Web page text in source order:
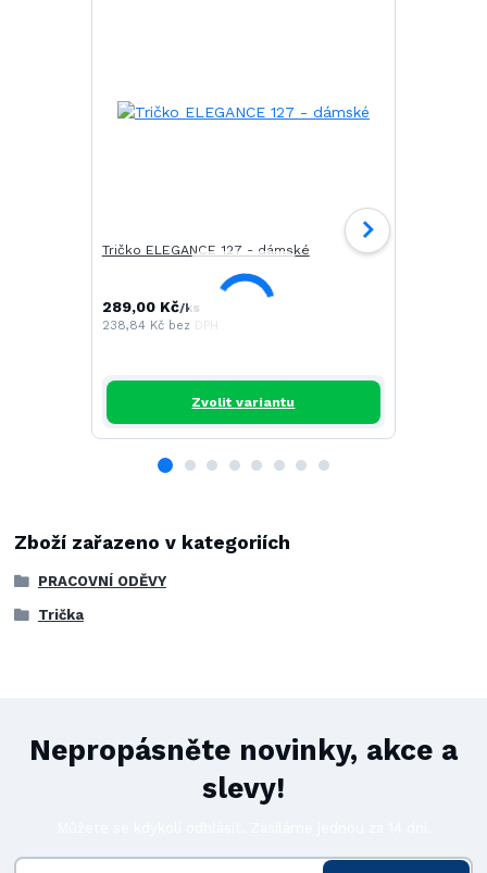
Tričko ELEGANCE 127 - dámské
289,00 Kč/ks
238,84 Kč bez DPH
Zvolit variantu
Zboží zařazeno v kategoriích
PRACOVNÍ ODĚVY
Trička
Nepropásněte novinky, akce a
slevy!